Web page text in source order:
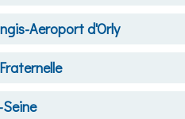
Aeroport d'Orly
Seine